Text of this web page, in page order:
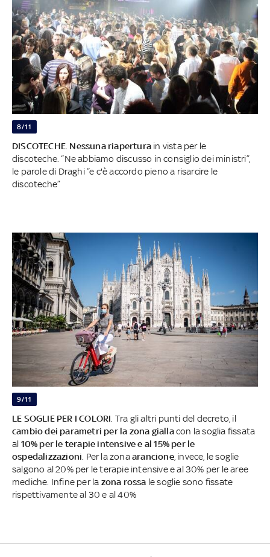
8/11
DISCOTECHE. Nessuna riapertura in vista per le
discoteche. “Ne abbiamo discusso in consiglio dei ministri”,
le parole di Draghi “e c'è accordo pieno a risarcire le
discoteche”
9/11
LE SOGLIE PER I COLORI . Tra gli altri punti del decreto, il
cambio dei parametri per la zona giallacon la soglia fissata
al 10% per le terapie intensive e al 15% per le
ospedalizzazioni . Per la zonaarancione, invece, le soglie
salgono al 20% per le terapie intensive e al 30% per le aree
mediche. Infine per la zona rossa le soglie sono fissate
rispettivamente al 30 e al 40%